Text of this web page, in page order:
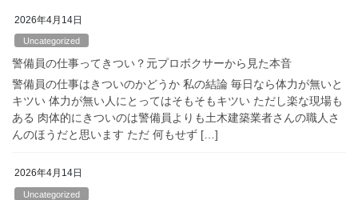
2026年4月14日
Uncategorized
警備員の仕事ってきつい？元プロボクサーから見た本音
警備員の仕事はきついのかどうか 私の結論 毎日なら体力が無いと
キツい 体力が無い人にとってはそもそもキツい ただし楽な現場も
ある 肉体的にきついのは警備員よりも土木建築業者さんの職人さ
んのほうだと思います ただ 何もせず […]
2026年4月14日
Uncategorized